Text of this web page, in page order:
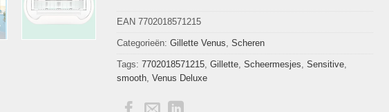
EAN 7702018571215
Categorieën: Gillette Venus, Scheren
Tags: 7702018571215, Gillette, Scheermesjes, Sensitive,
smooth, Venus Deluxe